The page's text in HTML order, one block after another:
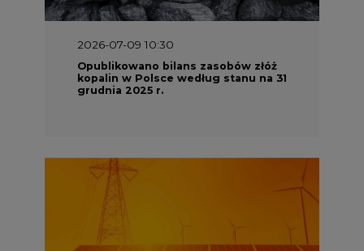
2026-07-09 10:30
Opublikowano bilans zasobów złóż
kopalin w Polsce według stanu na 31
grudnia 2025 r.